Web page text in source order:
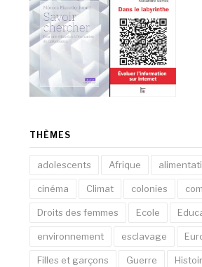
THÈMES
adolescents Afrique
cinéma Climat colonies
Droits des femmes Ecole
environnement esclavage
Filles et garçons Guerre